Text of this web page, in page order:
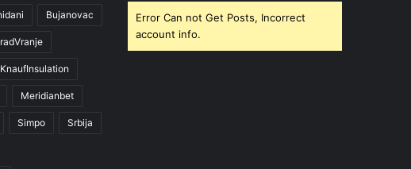
Bujanovac
KnaufInsulation
Meridianbet
Simpo Srbija
Error Can not Get Posts, Incorrect
account info.